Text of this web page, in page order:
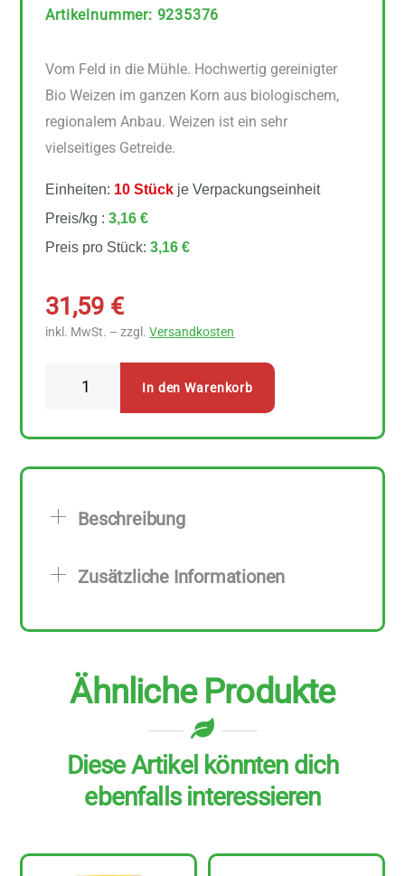
Artikelnummer: 9235376
Vom Feld in die Mühle. Hochwertig gereinigter
Bio Weizen im ganzen Korn aus biologischem,
regionalem Anbau. Weizen ist ein sehr
vielseitiges Getreide.
Einheiten: 10 Stück je Verpackungseinheit
Preis/kg :3,16 €
Preis pro Stück:3,16 €
31,59 €
inkl. MwSt. – zzgl.Versandkosten
Mehl
zu
kg
In den Warenkorb
Beschreibung
Zusätzliche Informationen
Ähnliche Produkte
Diese Artikel könnten dich
ebenfalls interessieren